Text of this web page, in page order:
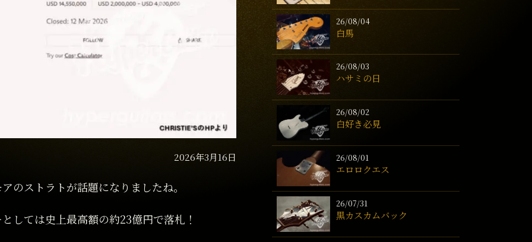
2026年3月16日
のストラトが話題になりましたね。
しては史上最高額の約23億円で落札！
26/08/04
白馬
26/08/03
ハサミの日
26/08/02
白好き必見
26/08/01
エロロクエス
26/07/31
黒カスカムバック